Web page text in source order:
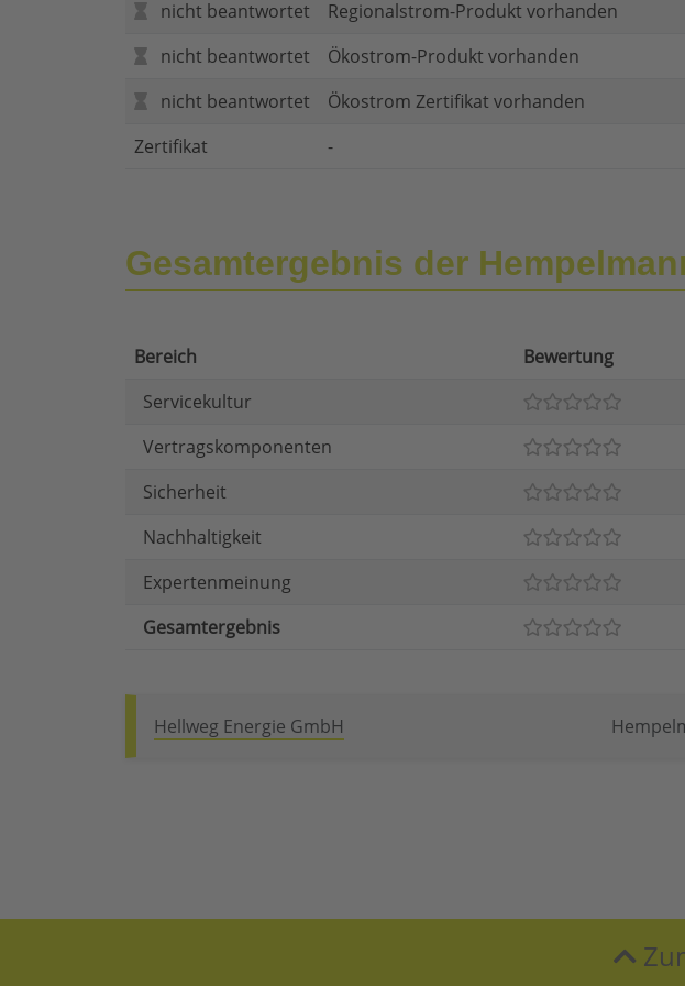
nicht beantwortet
Regionalstrom-Produkt vorhanden
nicht beantwortet
Ökostrom-Produkt vorhanden
nicht beantwortet
Ökostrom Zertifikat vorhanden
Zertifikat
-
Gesamtergebnis der
Bereich
Bewertung
Servicekultur
Vertragskomponenten
Sicherheit
Nachhaltigkeit
Expertenmeinung
Gesamtergebnis
Hellweg Energie GmbH